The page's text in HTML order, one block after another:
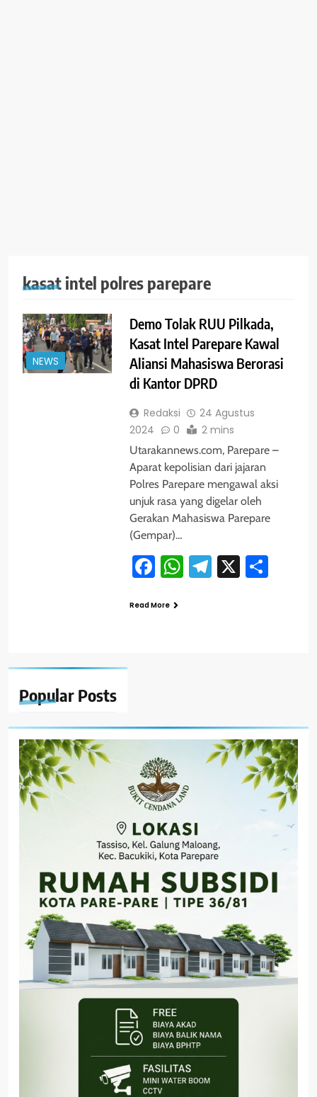
Popular Posts
kasat intel polres parepare
NEWS
Demo Tolak RUU Pilkada,
Kasat Intel Parepare Kawal
Aliansi Mahasiswa Berorasi
di Kantor DPRD
Redaksi
24 Agustus
2024
0 2 mins
Utarakannews.com, Parepare –
Aparat kepolisian dari jajaran
Polres Parepare mengawal aksi
unjuk rasa yang digelar oleh
Gerakan Mahasiswa Parepare
(Gempar)…
Facebook
WhatsApp
Telegram
X
Read More